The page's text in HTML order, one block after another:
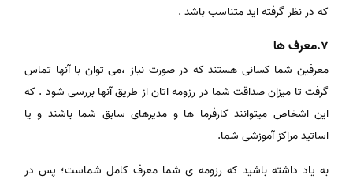
که در نظر گرفته اید متناسب باشد .
7.معرف ها
معرفین شما کسانی هستند که در صورت نیاز ،می توان با آنها تماس
گرفت تا میزان صداقت شما در رزومه اتان از طریق آنها بررسی شود . که
این اشخاص میتوانند کارفرما ها و مدیرهای سابق شما باشند و یا
اساتید مراکز آموزشی شما.
به یاد داشته باشید که رزومه ی شما معرف کامل شماست؛ پس در